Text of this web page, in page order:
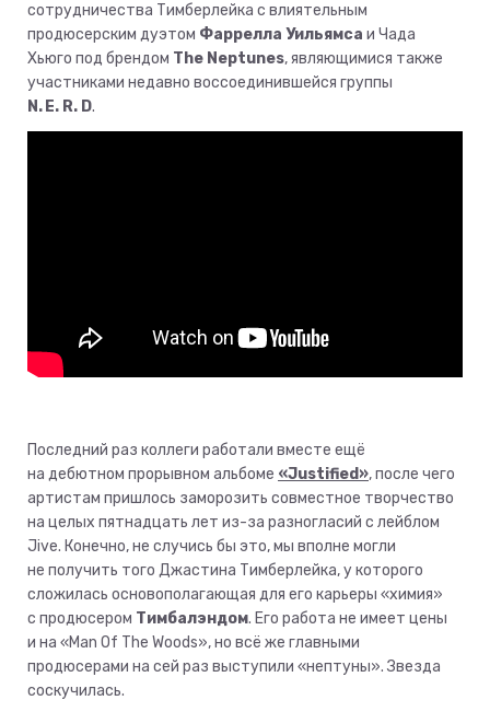
сотрудничества Тимберлейка с влиятельным
продюсерским дуэтом Фаррелла Уильямса и Чада
Хьюго под брендом The Neptunes, являющимися также
участниками недавно воссоединившейся группы
N. E. R. D.
Последний раз коллеги работали вместе ещё
на дебютном прорывном альбоме «Justified», после чего
артистам пришлось заморозить совместное творчество
на целых пятнадцать лет из-за разногласий с лейблом
Jive. Конечно, не случись бы это, мы вполне могли
не получить того Джастина Тимберлейка, у которого
сложилась основополагающая для его карьеры «химия»
с продюсером Тимбалэндом. Его работа не имеет цены
и на «Man Of The Woods», но всё же главными
продюсерами на сей раз выступили «нептуны». Звезда
соскучилась.